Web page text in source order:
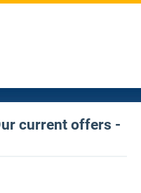
current offers -